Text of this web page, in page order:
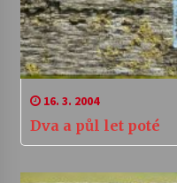
16. 3. 2004
Dva a půl let poté